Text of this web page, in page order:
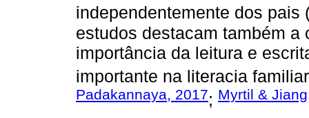
independentemente dos pais
estudos destacam também
importância da leitura e
importante na literacia
Padakannaya, 2017; Myrtil &